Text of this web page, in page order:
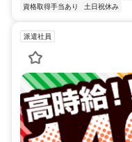
資格取得手当あり
土日祝休み
派遣社員